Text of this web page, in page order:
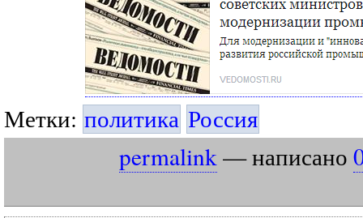
Метки: политика Россия
permalink— написано